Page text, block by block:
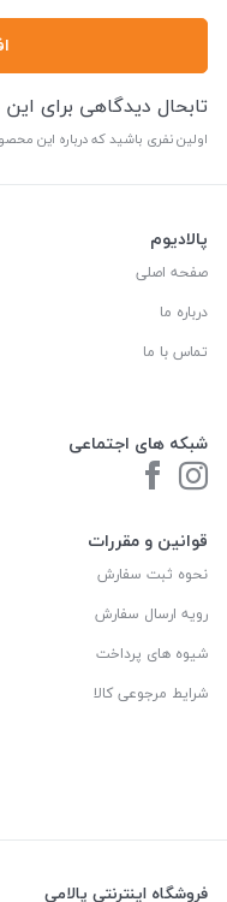
تابحال دیدگاهی برای
اولین نفری باشید که درباره این
پالادیوم
صفحه اصلی
درباره ما
تماس با ما
شبکه های اجتماعی
قوانین و مقررات
نحوه ثبت سفارش
رویه ارسال سفارش
شیوه های پرداخت
شرایط مرجوعی کالا
فروشگاه اینترنتی پالامی